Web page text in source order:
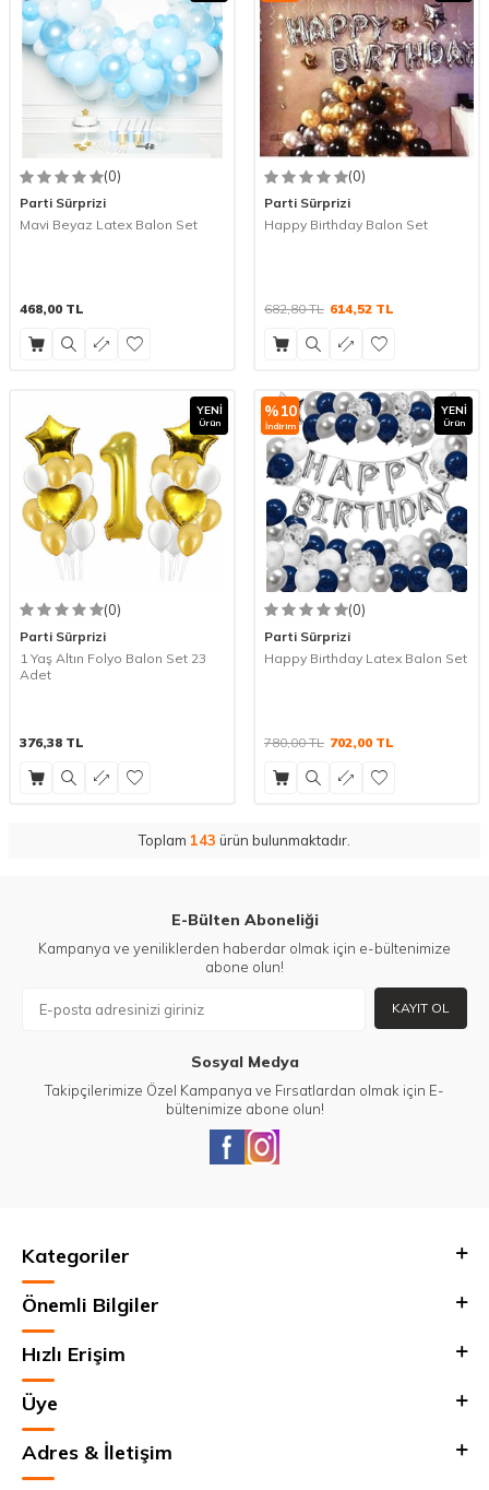
(0)
Parti Sürprizi
Mavi Beyaz Latex Balon Set
468,00 TL
(0)
Parti Sürprizi
Happy Birthday Balon Set
682,80TL 614,52 TL
YENI
Ürün
(0)
Parti Sürprizi
1 Yaş Altın Folyo Balon Set 23
Adet
376,38 TL
%10
İndirim
YENI
Ürün
(0)
Parti Sürprizi
Happy Birthday Latex Balon Set
780,00TL 702,00TL
Toplam 143 ürün bulunmaktadır.
E-Bülten Aboneliği
Kampanya ve yeniliklerden haberdar olmak için e-bültenimize
abone olun!
KAYIT OL
Sosyal Medya
Takipçilerimize Özel Kampanya ve Fırsatlardan olmak için E-
bültenimize abone olun!
Kategoriler
Önemli Bilgiler
Hızlı Erişim
Üye
Adres & İletişim